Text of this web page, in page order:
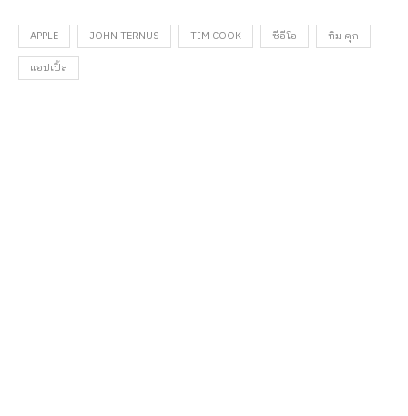
APPLE JOHN TERNUS TIM COOK ซีอีโอ
ทิม คุก
แอปเปิ้ล